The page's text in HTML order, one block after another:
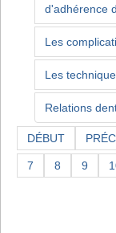
d'adhérence
Les
Les
Relations
DÉBUT
7 8 9